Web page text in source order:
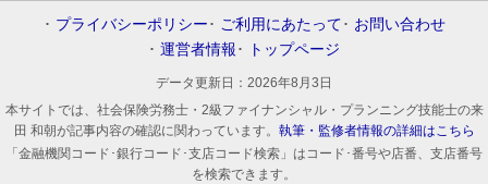
プライバシーポリシー ご利用にあたって
お問い合わせ
運営者情報
トップページ
データ更新日： 2026年8月3日
本サイトでは、社会保険労務士・2級ファイナンシャル・プランニング技能士の来
田 和朝が記事内容の確認に関わっています。 執筆・監修者情報の詳細はこちら
「金融機関コード･銀行コード･支店コード検索」はコード･番号や店番、支店番号
を検索できます。